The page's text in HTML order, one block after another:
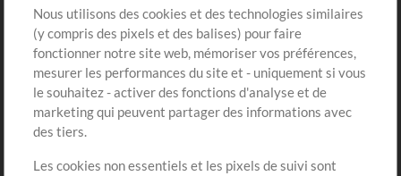
Sons
Boutique
Acheter des crédits
Contenu gratuit
Compte
Connexion
S'inscrire
Nous utilisons des cookies et des technologies similaires
(y compris des pixels et des balises) pour faire
fonctionner notre site web, mémoriser vos préférences,
mesurer les performances du site et - uniquement si vous
le souhaitez - activer des fonctions d'analyse et de
marketing qui peuvent partager des informations avec
des tiers.
Les cookies non essentiels et les pixels de suivi sont